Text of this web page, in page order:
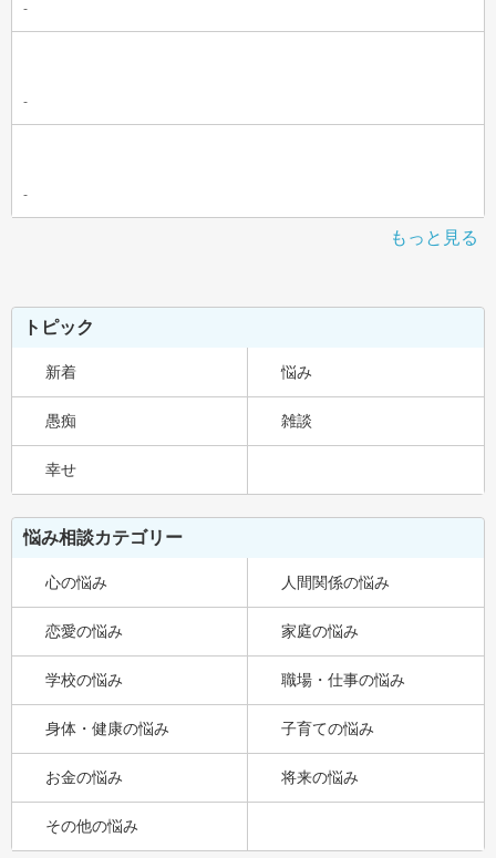
-
-
-
もっと見る
トピック
新着 悩み
愚痴 雑談
幸せ
悩み相談カテゴリー
心の悩み 人間関係の悩み
恋愛の悩み 家庭の悩み
学校の悩み 職場・仕事の悩み
身体・健康の悩み 子育ての悩み
お金の悩み 将来の悩み
その他の悩み